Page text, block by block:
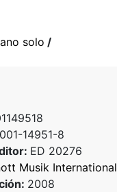
solo /
14951-8
ED 20276
Musik International
2008